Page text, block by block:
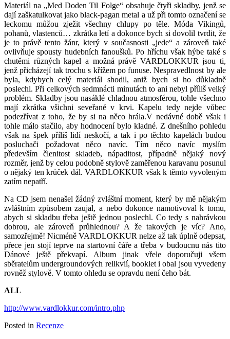
Materiál na „Med Doden Til Folge“ obsahuje čtyři skladby, jenž se
dají zaškatulkovat jako black-pagan metal a už při tomto označení se
leckomu můžou zježit všechny chlupy po těle. Móda Vikingů,
pohanů, vlastenců… zkrátka letí a dokonce bych si dovolil tvrdit, že
je to právě tento žánr, který v současnosti „jede“ a zároveň také
ovlivňuje spousty hudebních fanoušků. Po hříchu však hýbe také s
chutěmi různých kapel a možná právě VARDLOKKUR jsou ti,
jenž přicházejí tak trochu s křížem po funuse. Nespravedlnost by ale
byla, kdybych celý materiál shodil, aniž bych si ho důkladně
poslechl. Při celkových sedmnácti minutách to ani nebyl příliš velký
problém. Skladby jsou nasáklé chladnou atmosférou, tohle všechno
mají zkrátka všichni seveřané v krvi. Kapelu tedy nejde vůbec
podezřívat z toho, že by si na něco hrála.V nedávné době však i
tohle málo stačilo, aby hodnocení bylo kladné. Z dnešního pohledu
však na špek příliš lidí neskočí, a tak i po těchto kapelách budou
posluchači požadovat něco navíc. Tím něco navíc myslím
především členitost skladeb, nápaditost, případně nějaký nový
rozměr, jenž by celou podobně stylově zaměřenou karavanu posunul
o nějaký ten krůček dál. VARDLOKKUR však k těmto vyvoleným
zatím nepatří.
Na CD jsem nenašel žádný zvláštní moment, který by mě nějakým
zvláštním způsobem zaujal, a nebo dokonce namotivoval k tomu,
abych si skladbu třeba ještě jednou poslechl. Co tedy s nahrávkou
dobrou, ale zároveň průhlednou? A že takových je víc? Ano,
samozřejmě! Nicméně VARDLOKKUR nelze až tak úplně odepsat,
přece jen stojí teprve na startovní čáře a třeba v budoucnu nás tito
Dánové ještě překvapí. Album jinak vřele doporučuji všem
sběratelům undergroundových relikvií, booklet i obal jsou vyvedeny
rovněž stylově. V tomto ohledu se opravdu není čeho bát.
ALL
http://www.vardlokkur.com/intro.php
Posted in Recenze